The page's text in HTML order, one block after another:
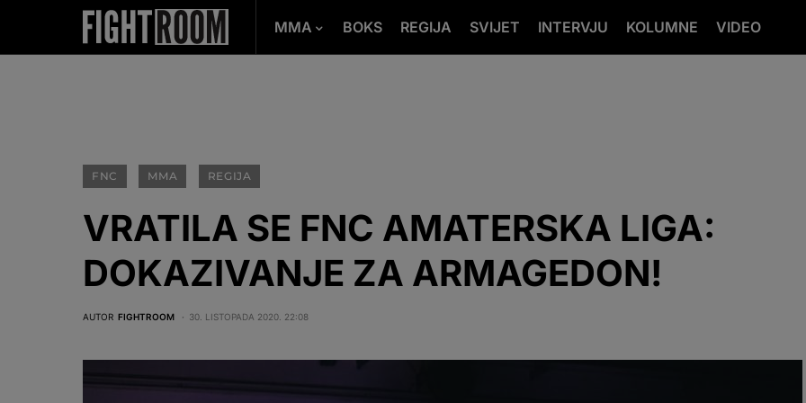
MMA BOKS REGIJA SVIJET INTERVJU KOLUMNE VIDEO
FNC MMA REGIJA
VRATILA SE FNC AMATERSKA LIGA:
DOKAZIVANJE ZA ARMAGEDON!
AUTOR FIGHTROOM 30. LISTOPADA 2020. 22:08